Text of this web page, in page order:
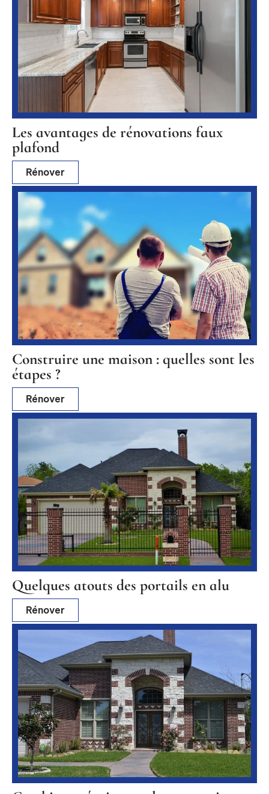
Les avantages de rénovations faux
plafond
Rénover
Construire une maison : quelles sont les
étapes ?
Rénover
Quelques atouts des portails en alu
Rénover